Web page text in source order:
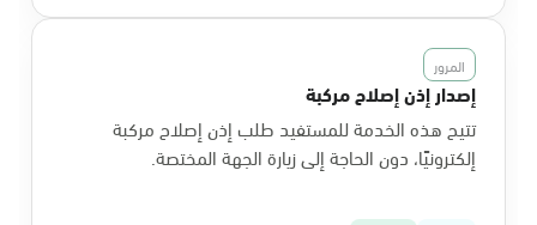
المرور
إصدار إذن إصلاح مركبة
تتيح هذه الخدمة للمستفيد طلب إذن إصلاح مركبة
إلكترونيًا، دون الحاجة إلى زيارة الجهة المختصة.